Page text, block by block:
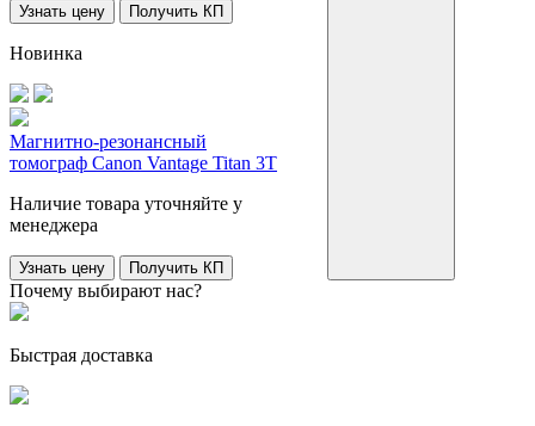
Узнать цену Получить КП
Новинка
Магнитно-резонансный
томограф Canon Vantage Titan 3T
Наличие товара уточняйте у
менеджера
Узнать цену Получить КП
Почему выбирают нас?
Быстрая доставка